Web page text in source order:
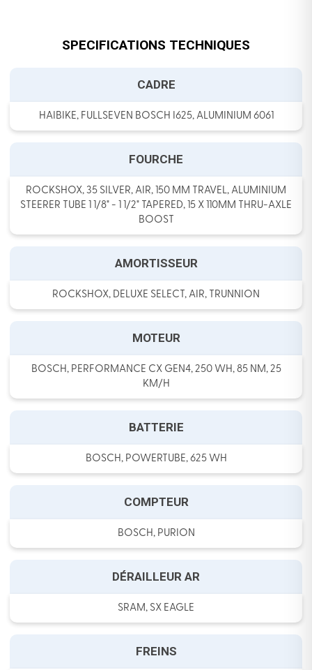
SPECIFICATIONS TECHNIQUES
CADRE
HAIBIKE, FULLSEVEN BOSCH I625, ALUMINIUM 6061
FOURCHE
ROCKSHOX, 35 SILVER, AIR, 150 MM TRAVEL, ALUMINIUM
STEERER TUBE 1 1/8" - 1 1/2" TAPERED, 15 X 110MM THRU-AXLE
BOOST
AMORTISSEUR
ROCKSHOX, DELUXE SELECT, AIR, TRUNNION
MOTEUR
BOSCH, PERFORMANCE CX GEN4, 250 WH, 85 NM, 25
KM/H
BATTERIE
BOSCH, POWERTUBE, 625 WH
COMPTEUR
BOSCH, PURION
DÉRAILLEUR AR
SRAM, SX EAGLE
FREINS